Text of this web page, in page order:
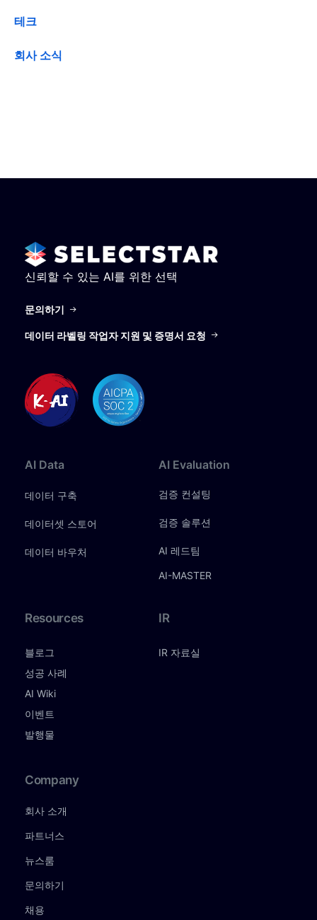
테크
회사 소식
신뢰할 수 있는 AI를 위한 선택
문의하기
데이터 라벨링 작업자 지원 및 증명서 요청
AI Data
데이터 구축
데이터셋 스토어
데이터 바우처
AI Evaluation
검증 컨설팅
검증 솔루션
AI 레드팀
AI-MASTER
Resources
블로그
성공 사례
AI Wiki
이벤트
발행물
IR
IR 자료실
Company
회사 소개
파트너스
뉴스룸
문의하기
채용